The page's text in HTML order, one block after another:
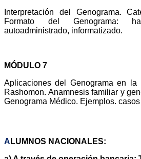
Interpretación del Genograma.
Formato del Genograma:
autoadministrado, informatizado.
MÓDULO 7
Aplicaciones del Genograma en la
Rashomon. Anamnesis familiar y
Genograma Médico. Ejemplos.
A LUMNOS NACIONALES: